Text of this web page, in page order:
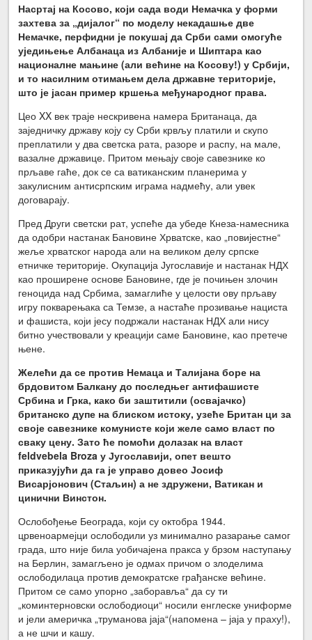
Насртај на Косово, који сада води Немачка у форми
захтева за „дијалог“ по моделу некадашње две
Немачке, перфидни је покушај да Срби сами омогуће
уједињење Албанаца из Албаније и Шиптара као
националне мањине (али већине на Косову!) у Србији,
и то насилним отимањем дела државне територије,
што је јасан пример кршења међународног права.
Цео XX век траје нескривена намера Британаца, да
заједничку државу коју су Срби крвљу платили и скупо
преплатили у два светска рата, разоре и распу, на мале,
вазалне државице. Притом мењају своје савезнике ко
прљаве гаће, док се са ватиканским планерима у
закулисним антисрпским играма надмећу, али увек
договарају.
Пред Други светски рат, успеће да убеде Кнеза-намесника
да одобри настанак Бановине Хрватске, као „повијестне“
жеље хрватског народа али на великом делу српске
етничке територије. Окупација Југославије и настанак НДХ
као проширене основе Бановине, где је почињен злочин
геноцида над Србима, замаглиће у целости ову прљаву
игру покварењака са Темзе, а настаће прозивање нациста
и фашиста, који јесу подржали настанак НДХ али нису
битно учествовали у креацији саме Бановине, као претече
њене.
Желећи да се против Немаца и Талијана боре на
брдовитом Балкану до последњег антифашисте
Србина и Грка, како би заштитили (освајачко)
британско дупе на блиском истоку, узеће Британ ци за
своје савезнике комунисте који желе само власт по
сваку цену. Зато ће помоћи долазак на власт
feldvebela Broza у Југославији, опет вешто
приказујући да га је управо довео Јосиф
Висарјонович (Стаљин) а не здружени, Ватикан и
цинични Винстон.
Ослобођење Београда, који су октобра 1944.
црвеноармејци ослободили уз минимално разарање самог
града, што није била уобичајена пракса у брзом наступању
на Берлин, замагљено је одмах причом о злоделима
ослободилаца против демократске грађанске већине.
Притом се само упорно „заборавља“ да су ти
„коминтерновски ослободиоци“ носили енглеске униформе
и јели америчка „труманова јаја“(напомена – јаја у праху!),
а не шчи и кашу.